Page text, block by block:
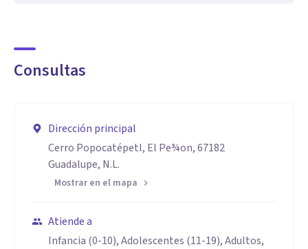
Consultas
Dirección principal
Cerro Popocatépetl, El Pe¾on, 67182
Guadalupe, N.L.
Mostrar en el mapa
Atiende a
Infancia (0-10), Adolescentes (11-19), Adultos,